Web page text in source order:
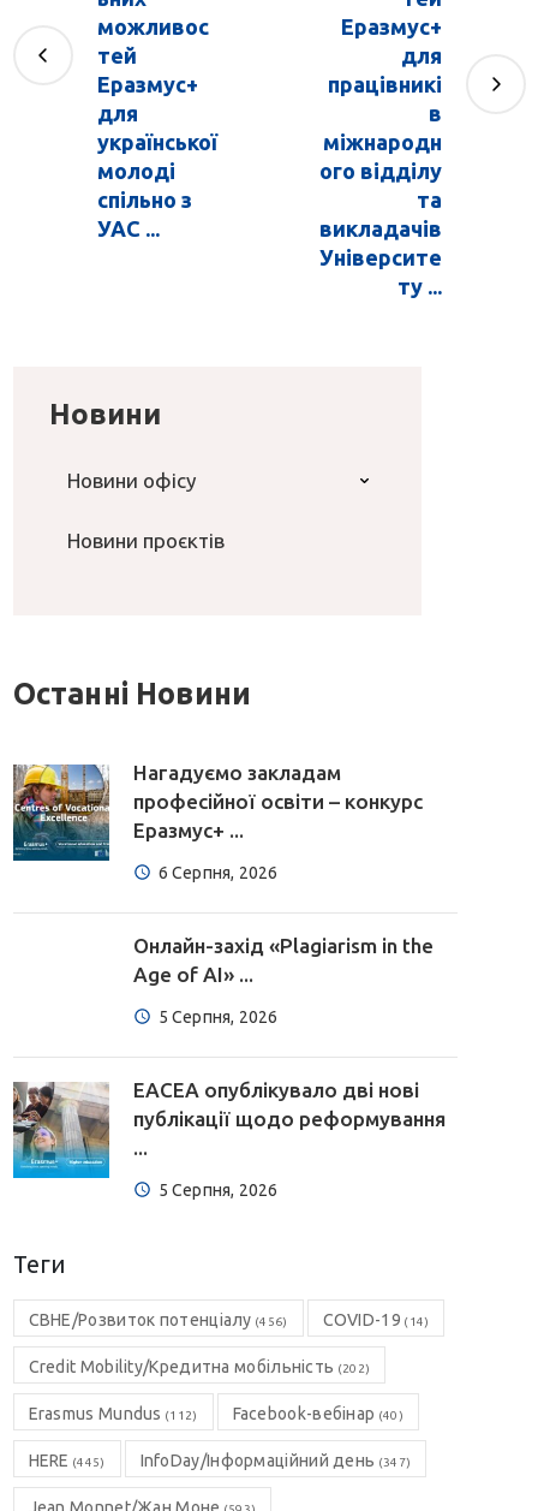
можливос
тей
Еразмус+
для
української
молоді
спільно з
УАС ...
Еразмус+
для
працівникі
в
міжнародн
ого відділу
та
викладачів
Університе
ту ...
Новини
Новини офісу
Новини проєктів
Останні Новини
Нагадуємо закладам
професійної освіти – конкурс
Еразмус+ ...
6 Серпня, 2026
Онлайн-захід «Plagiarism in the
Age of AI» ...
5 Серпня, 2026
EACEA опублікувало дві нові
публікації щодо реформування
...
5 Серпня, 2026
Теги
CBHE/Розвиток потенціалу (456) COVID-19 (14)
Credit Mobility/Кредитна мобільність (202)
Erasmus Mundus (112) Facebook-вебінар (40)
HERE (445) InfoDay/Інформаційний день (347)
Jean Monnet/Жан Моне